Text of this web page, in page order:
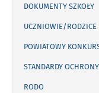
DOKUMENTY SZKOŁY
UCZNIOWIE/RODZICE
POWIATOWY
STANDARDY
RODO